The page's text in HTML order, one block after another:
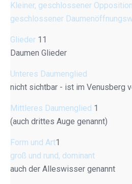
Kleiner, geschlossener
geschlossener
Glieder 11
Daumen Glieder
Unteres Daumenglied
nicht sichtbar - ist im Venusberg
Mittleres Daumenglied 1
(auch drittes Auge genannt)
Form und Art1
groß und rund, dominant
auch der Alleswisser genannt